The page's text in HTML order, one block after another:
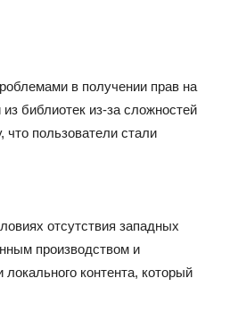
в получении прав на
библиотек из-за сложностей
что пользователи стали
отсутствия западных
производством и
контента, который